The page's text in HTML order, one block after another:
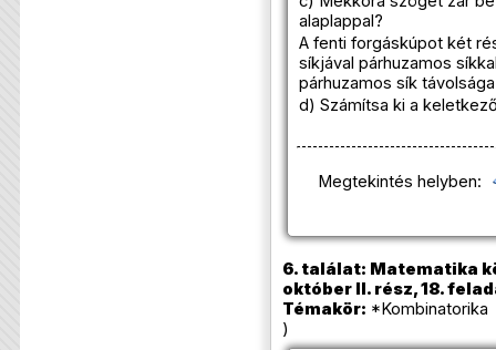
alaplappal?
A fenti forgáskúpot két
síkjával párhuzamos
párhuzamos sík
d) Számítsa ki a
Megtekintés helyben:
6. találat: Matematika
október II. rész, 18.
Témakör: *Kombinatorika
)